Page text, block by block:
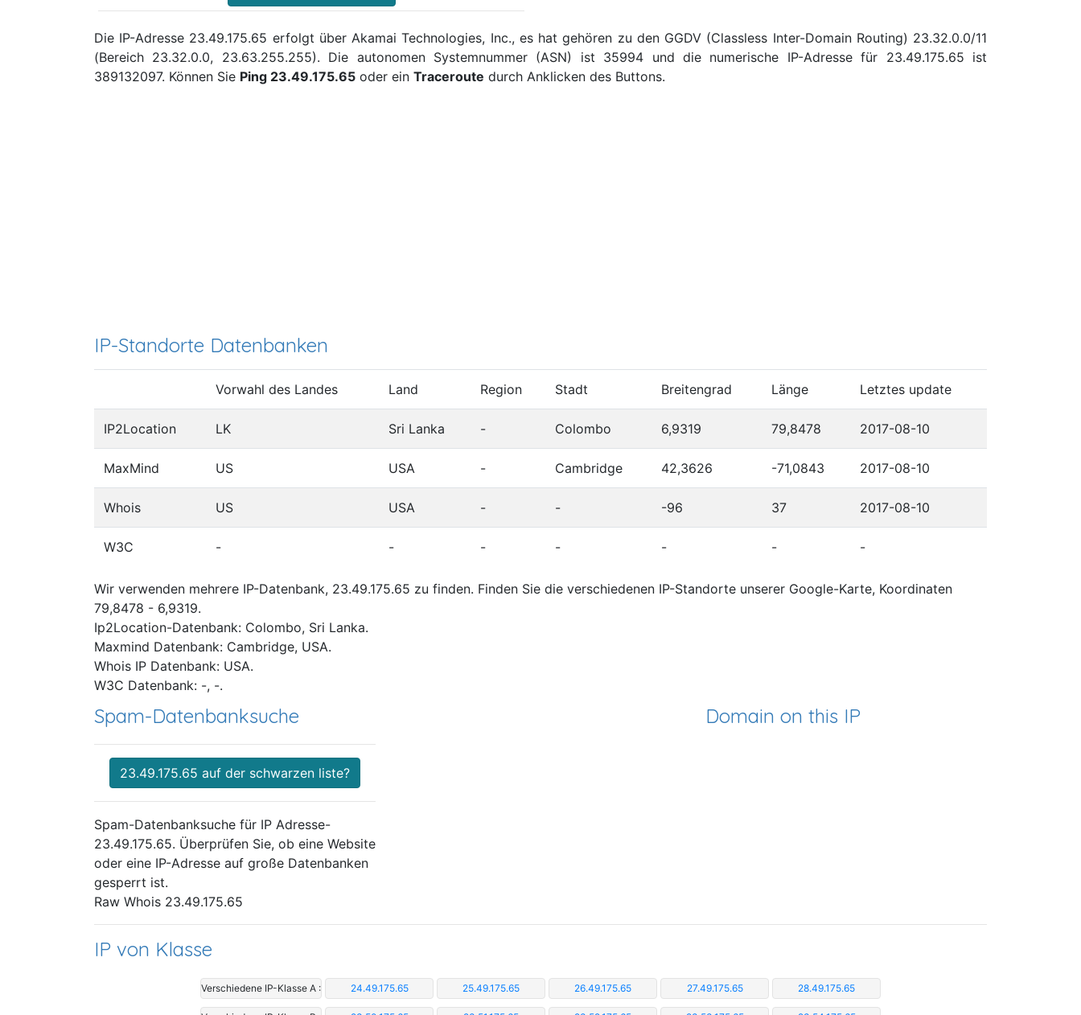
Die IP-Adresse 23.49.175.65 erfolgt über Akamai Technologies, Inc., es hat gehören zu den GGDV (Classless Inter-Domain Routing) 23.32.0.0/11
(Bereich 23.32.0.0, 23.63.255.255). Die autonomen Systemnummer (ASN) ist 35994 und die numerische IP-Adresse für 23.49.175.65 ist
389132097. Können Sie Ping 23.49.175.65 oder ein Traceroute durch Anklicken des Buttons.
IP-Standorte Datenbanken
Vorwahl des Landes Land Region Stadt Breitengrad Länge Letztes update
IP2Location LK Sri Lanka - Colombo 6,9319 79,8478 2017-08-10
MaxMind US USA - Cambridge 42,3626 -71,0843 2017-08-10
Whois US USA - - -96 37 2017-08-10
W3C - - - - - - -
Wir verwenden mehrere IP-Datenbank, 23.49.175.65 zu finden. Finden Sie die verschiedenen IP-Standorte unserer Google-Karte, Koordinaten
79,8478 - 6,9319.
Ip2Location-Datenbank: Colombo, Sri Lanka.
Maxmind Datenbank: Cambridge, USA.
Whois IP Datenbank: USA.
W3C Datenbank: -, -.
Spam-Datenbanksuche
23.49.175.65 auf der schwarzen liste?
Spam-Datenbanksuche für IP Adresse-
23.49.175.65. Überprüfen Sie, ob eine Website
oder eine IP-Adresse auf große Datenbanken
gesperrt ist.
Domain on this IP
Raw Whois 23.49.175.65
IP von Klasse
Verschiedene IP-Klasse A : 24.49.175.65 25.49.175.65 26.49.175.65 27.49.175.65 28.49.175.65